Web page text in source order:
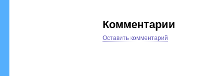
Комментарии
Оставить комментарий